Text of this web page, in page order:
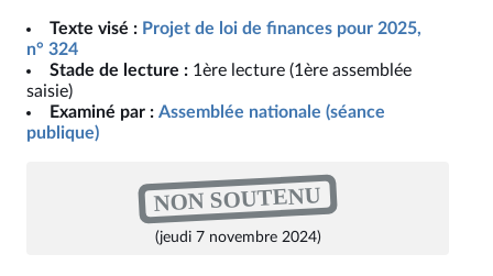
Texte visé : Projet de loi de finances pour 2025,
n° 324
Stade de lecture : 1ère lecture (1ère assemblée
saisie)
Examiné par : Assemblée nationale (séance
publique)
NON SOUTENU
(jeudi 7 novembre 2024)